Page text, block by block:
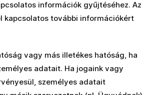
információk gyűjtéséhez. Az
kapcsolatos további információkért
vagy más illetékes hatóság, ha
adatait. Ha jogaink vagy
személyes adatait